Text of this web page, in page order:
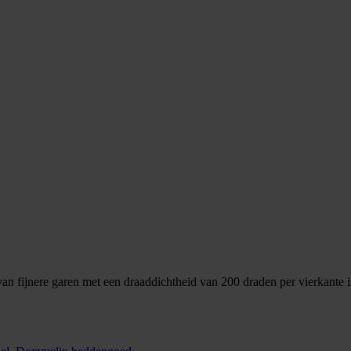
fijnere garen met een draaddichtheid van 200 draden per vierkante